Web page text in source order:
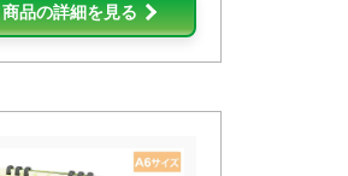
商品の詳細を見る